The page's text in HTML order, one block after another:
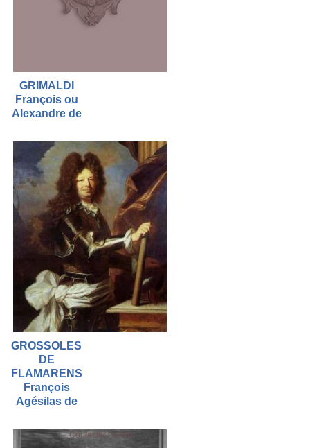
GRIMALDI
François ou
Alexandre de
GROSSOLES
DE
FLAMARENS
François
Agésilas de
Contacter l'auteur